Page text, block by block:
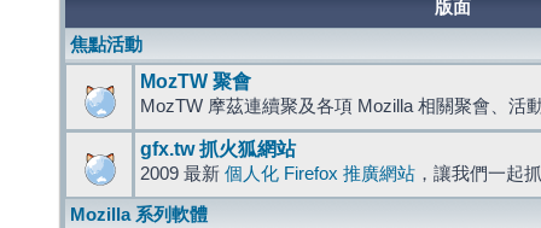
版面
焦點活動
MozTW 聚會
MozTW 摩茲連續聚及各項 Mozilla 相關聚會、活
gfx.tw 抓火狐網站
2009 最新 個人化 Firefox 推廣網站 ，讓我們一起
Mozilla 系列軟體